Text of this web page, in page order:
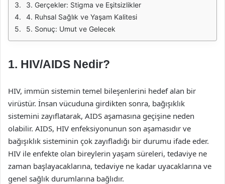
3. Gerçekler: Stigma ve Eşitsizlikler
4. Ruhsal Sağlık ve Yaşam Kalitesi
5. Sonuç: Umut ve Gelecek
1. HIV/AIDS Nedir?
HIV, immün sistemin temel bileşenlerini hedef alan bir
virüstür. İnsan vücuduna girdikten sonra, bağışıklık
sistemini zayıflatarak, AIDS aşamasına geçişine neden
olabilir. AIDS, HIV enfeksiyonunun son aşamasıdır ve
bağışıklık sisteminin çok zayıfladığı bir durumu ifade eder.
HIV ile enfekte olan bireylerin yaşam süreleri, tedaviye ne
zaman başlayacaklarına, tedaviye ne kadar uyacaklarına ve
genel sağlık durumlarına bağlıdır.